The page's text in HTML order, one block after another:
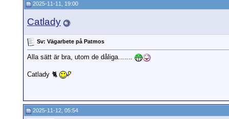
2025-11-11, 19:00
Catlady
Sv: Vägarbete på Patmos
Alla sätt är bra, utom de dåliga.......
Catlady 🐈
2025-11-12, 05:54